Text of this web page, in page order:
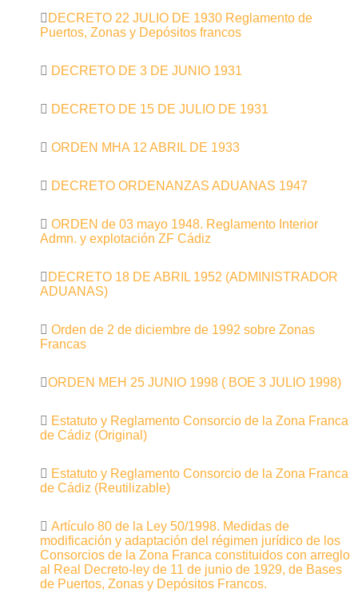
DECRETO 22 JULIO DE 1930 Reglamento de
Puertos, Zonas y Depósitos francos
DECRETO DE 3 DE JUNIO 1931
DECRETO DE 15 DE JULIO DE 1931
ORDEN MHA 12 ABRIL DE 1933
DECRETO ORDENANZAS ADUANAS 1947
ORDEN de 03 mayo 1948. Reglamento Interior
Admn. y explotación ZF Cádiz
DECRETO 18 DE ABRIL 1952 (ADMINISTRADOR
ADUANAS)
Orden de 2 de diciembre de 1992 sobre Zonas
Francas
ORDEN MEH 25 JUNIO 1998 ( BOE 3 JULIO 1998)
Estatuto y Reglamento Consorcio de la Zona Franca
de Cádiz (Original)
Estatuto y Reglamento Consorcio de la Zona Franca
de Cádiz (Reutilizable)
Artículo 80 de la Ley 50/1998. Medidas de
modificación y adaptación del régimen jurídico de los
Consorcios de la Zona Franca constituidos con arreglo
al Real Decreto-ley de 11 de junio de 1929, de Bases
de Puertos, Zonas y Depósitos Francos.